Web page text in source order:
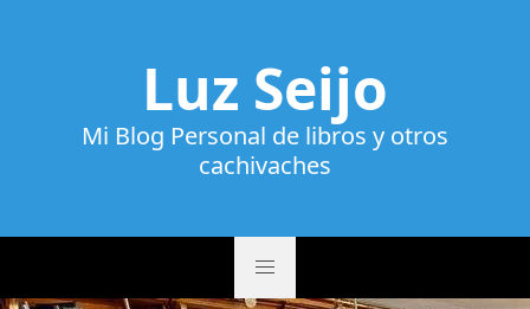
Luz Seijo
Mi Blog Personal de libros y otros
cachivaches